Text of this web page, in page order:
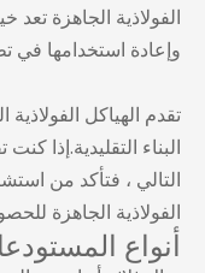
الفولاذية الجاهزة تعد
وإعادة استخدامها في
تقدم الهياكل
البناء التقليدية.إذا
التالي ، فتأكد من
الفولاذية الجاهزة
أنواع